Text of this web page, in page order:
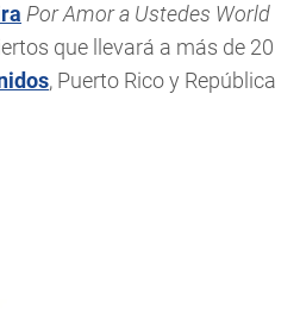
Por Amor a Ustedes World
que llevará a más de 20
, Puerto Rico y República